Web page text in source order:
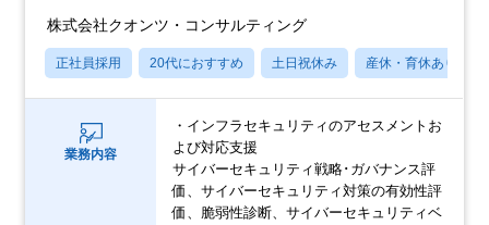
株式会社クオンツ・コンサルティング
正社員採用 20代におすすめ 土日祝休み 産休・育休あり
業務内容
・インフラセキュリティのアセスメントお
よび対応支援
サイバーセキュリティ戦略･ガバナンス評
価、サイバーセキュリティ対策の有効性評
価、脆弱性診断、サイバーセキュリティベ